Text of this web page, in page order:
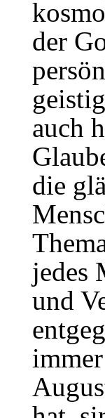
der
auch
die
jedes
und